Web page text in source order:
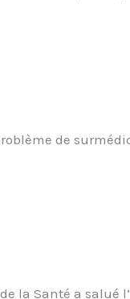
de
la Santé a salué